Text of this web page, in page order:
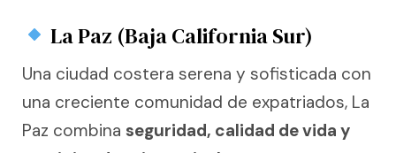
La Paz (Baja California Sur)
Una ciudad costera serena y sofisticada con
una creciente comunidad de expatriados, La
Paz combina seguridad, calidad de vida y